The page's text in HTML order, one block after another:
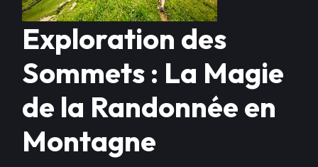
Exploration des
Sommets : La Magie
de la Randonnée en
Montagne